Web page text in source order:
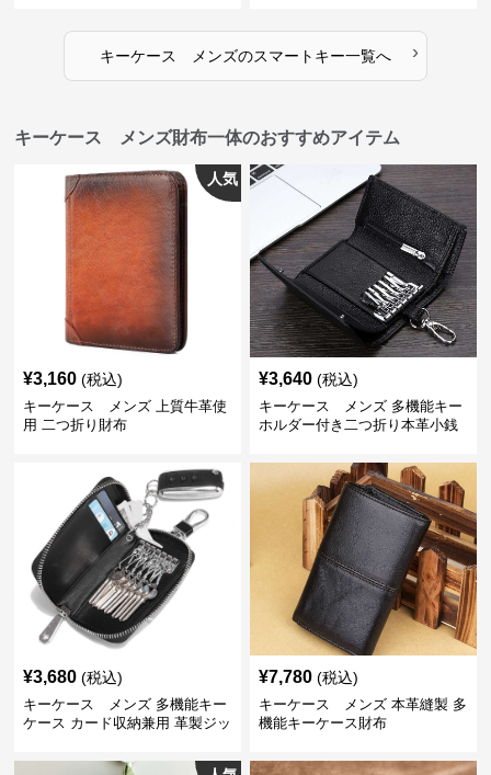
キーケース メンズのスマートキー一覧へ ›
キーケース メンズ財布一体のおすすめアイテム
人気
¥3,160 (税込)
キーケース メンズ 上質牛革使
用 二つ折り財布
¥3,640 (税込)
キーケース メンズ 多機能キー
ホルダー付き二つ折り本革小銭
¥3,680 (税込)
キーケース メンズ 多機能キー
ケース カード収納兼用 革製ジッ
¥7,780 (税込)
キーケース メンズ 本革縫製 多
機能キーケース財布